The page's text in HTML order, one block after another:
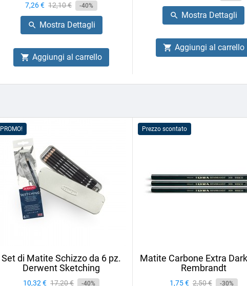
Prezzo
7,26 € Prezzo
base
12,10 € -40%
 Mostra Dettagli
 Aggiungi al carrello
base
 Mostra Dettagli
 Aggiungi al carrello
PROMO!
Set di Matite Schizzo da 6 pz.
Derwent Sketching
Prezzo
10,32 € Prezzo
17,20 € -40%
Prezzo scontato
Matite Carbone Extra
Rembrandt
Prezzo
1,75 € Prezzo
2,50 € -30%